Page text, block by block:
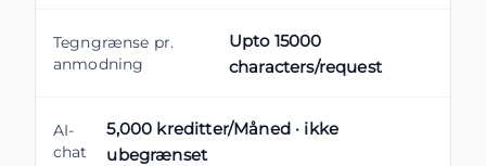
Tegngrænse pr.
anmodning
Upto 15000
characters/request
AI-
chat
5,000 kreditter/Måned · ikke
ubegrænset